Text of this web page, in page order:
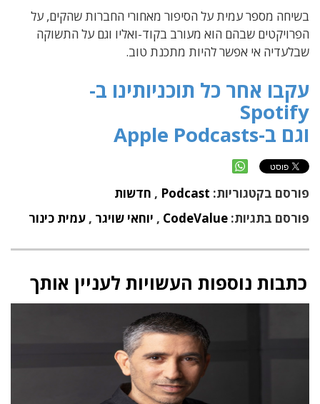
בשיחה מספר עמית על הסיפור מאחורי החברות שהקים, על
הפרויקטים שבהם הוא מעורב בקוד-ואליו וגם על התשוקה
שבלעדיה אי אפשר להיות מתכנת טוב.
עקבו אחר כל תוכניותינו ב-
Spotify
וגם ב-Apple Podcasts
פורסם בקטגוריות: Podcast
, חדשות
פורסם בתגיות: CodeValue
, יוחאי שויגר , עמית כינור
כתבות נוספות העשויות לעניין אותך